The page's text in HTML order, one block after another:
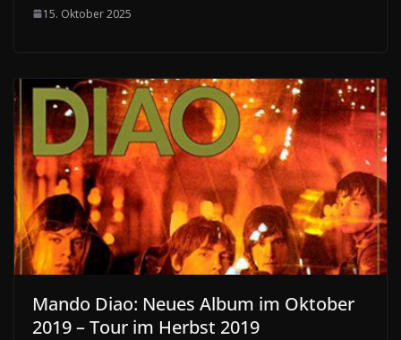
15. Oktober 2025
Mando Diao: Neues Album im Oktober
2019 – Tour im Herbst 2019